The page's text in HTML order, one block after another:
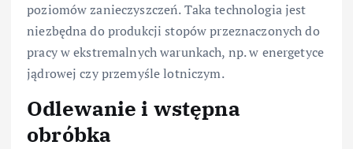
poziomów zanieczyszczeń. Taka technologia jest
niezbędna do produkcji stopów przeznaczonych do
pracy w ekstremalnych warunkach, np. w energetyce
jądrowej czy przemyśle lotniczym.
Odlewanie i wstępna
obróbka